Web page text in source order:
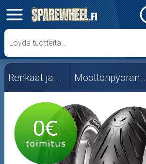
✕
Mopon osat
Skootterin osat
Crossipyörän osat
Moottoripyörän osat
Moottorikelkan osat
Renkaat ja vanteet Moottoripyörän renkaat